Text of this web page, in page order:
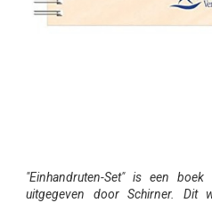
"Einhandruten-Set" is een
uitgegeven door Schirner.